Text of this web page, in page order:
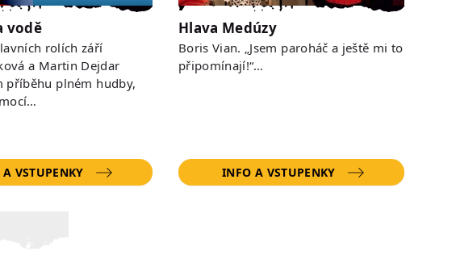
vodě
rolích září
a Martin Dejdar
příběhu plném hudby,
VSTUPENKY
Hlava Medúzy
Boris Vian. „Jsem paroháč a ještě mi to
připomínají!“…
INFO A VSTUPENKY